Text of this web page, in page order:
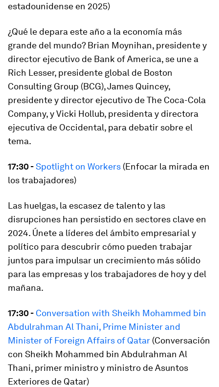
estadounidense en 2025)
¿Qué le depara este año a la economía más
grande del mundo? Brian Moynihan, presidente y
director ejecutivo de Bank of America, se une a
Rich Lesser, presidente global de Boston
Consulting Group (BCG), James Quincey,
presidente y director ejecutivo de The Coca-Cola
Company, y Vicki Hollub, presidenta y directora
ejecutiva de Occidental, para debatir sobre el
tema.
17:30 -Spotlight on Workers (Enfocar la mirada en
los trabajadores)
Las huelgas, la escasez de talento y las
disrupciones han persistido en sectores clave en
2024. Únete a líderes del ámbito empresarial y
político para descubrir cómo pueden trabajar
juntos para impulsar un crecimiento más sólido
para las empresas y los trabajadores de hoy y del
mañana.
17:30 - Conversation with Sheikh Mohammed bin
Abdulrahman Al Thani, Prime Minister and
Minister of Foreign Affairs of Qatar (Conversación
con Sheikh Mohammed bin Abdulrahman Al
Thani, primer ministro y ministro de Asuntos
Exteriores de Qatar)